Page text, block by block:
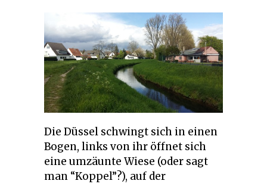
Die Düssel schwingt sich in einen
Bogen, links von ihr öffnet sich
eine umzäunte Wiese (oder sagt
man “Koppel”?), auf der